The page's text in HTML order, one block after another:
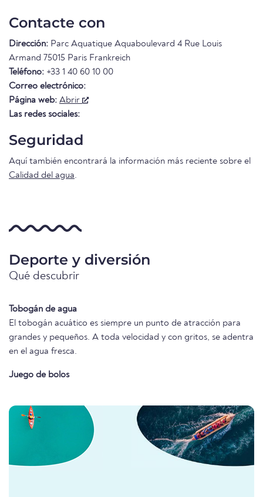
Contacte con
Dirección: Parc Aquatique Aquaboulevard 4 Rue Louis
Armand 75015 Paris Frankreich
Teléfono: +33 1 40 60 10 00
Correo electrónico:
Página web: Abrir
Las redes sociales:
Seguridad
Aquí también encontrará la información más reciente sobre el
Calidad del agua.
Deporte y diversión
Qué descubrir
Tobogán de agua
El tobogán acuático es siempre un punto de atracción para
grandes y pequeños. A toda velocidad y con gritos, se adentra
en el agua fresca.
Juego de bolos